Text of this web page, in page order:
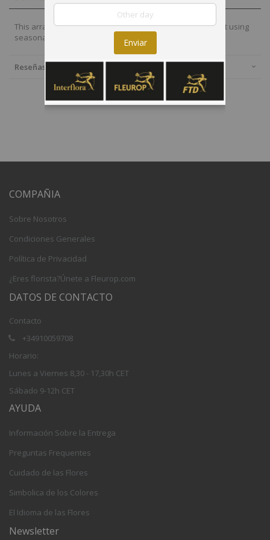
This arrangement will be created by our expert local florist using
seasonal local flowers.
Reseñas
COMPAÑIA
Sobre Nosotros
Condiciones Generales
Política de Privacidad
¿Eres florista?Únete a Fleurop.com
DATOS DE CONTACTO
Contacto
+34910059708
Horario:
Lunes a Viernes 8,30 - 17,30h CET
Sábado 9-12h CET
AYUDA
Información Sobre la Entrega
Preguntas Frequentes
Cuidado de las Flores
Simbolica de los Colores
El Idioma de las Flores
Newsletter
Enviar